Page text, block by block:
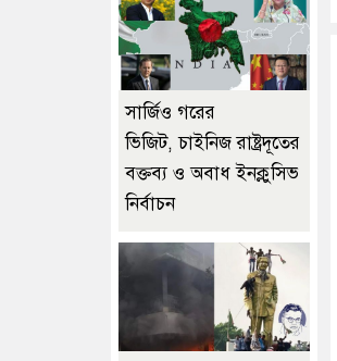
সার্জিও গরের
ভিজিট, চাইনিজ রাষ্ট্রদূতের
বক্তব্য ও অবাধ ইনক্লুসিভ
নির্বাচন